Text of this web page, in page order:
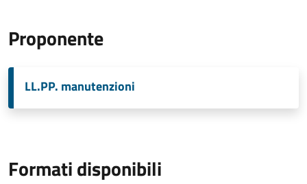
Proponente
LL.PP. manutenzioni
Formati disponibili